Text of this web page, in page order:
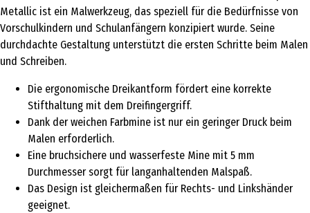
Metallic ist ein Malwerkzeug, das speziell für die Bedürfnisse von
Vorschulkindern und Schulanfängern konzipiert wurde. Seine
durchdachte Gestaltung unterstützt die ersten Schritte beim Malen
und Schreiben.
Die ergonomische Dreikantform fördert eine korrekte
Stifthaltung mit dem Dreifingergriff.
Dank der weichen Farbmine ist nur ein geringer Druck beim
Malen erforderlich.
Eine bruchsichere und wasserfeste Mine mit 5 mm
Durchmesser sorgt für langanhaltenden Malspaß.
Das Design ist gleichermaßen für Rechts- und Linkshänder
geeignet.